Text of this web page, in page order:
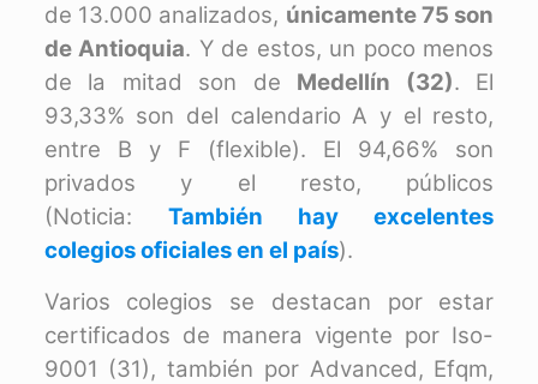
de 13.000 analizados, únicamente 75 son
de Antioquia. Y de estos, un poco menos
de la mitad son de Medellín (32). El
93,33% son del calendario A y el resto,
entre B y F (flexible). El 94,66% son
privados y el resto, públicos
(Noticia: También hay excelentes
colegios oficiales en el país).
Varios colegios se destacan por estar
certificados de manera vigente por Iso-
9001 (31), también por Advanced, Efqm,